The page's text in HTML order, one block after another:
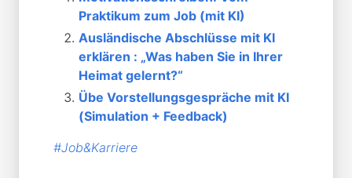
Praktikum zum Job (mit KI)
Ausländische Abschlüsse mit KI
erklären : „Was haben Sie in Ihrer
Heimat gelernt?“
Übe Vorstellungsgespräche mit KI
(Simulation + Feedback)
#Job&Karriere